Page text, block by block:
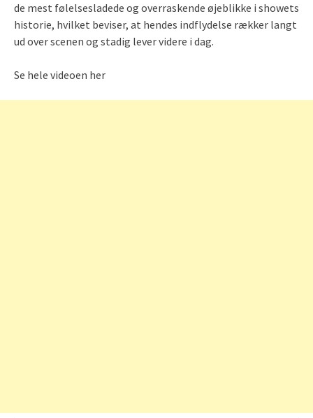
de mest følelsesladede og overraskende øjeblikke i showets
historie, hvilket beviser, at hendes indflydelse rækker langt
ud over scenen og stadig lever videre i dag.
Se hele videoen her